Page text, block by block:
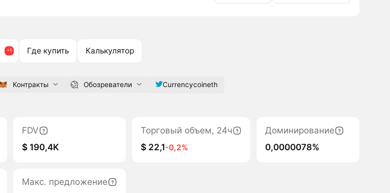
Где купить Калькулятор
Контракты Обозреватели Currencycoineth
FDV
$ 190,4K
Торговый объем, 24ч
$ 22,1-0,2%
Доминирование
0,0000078%
Макс. предложение